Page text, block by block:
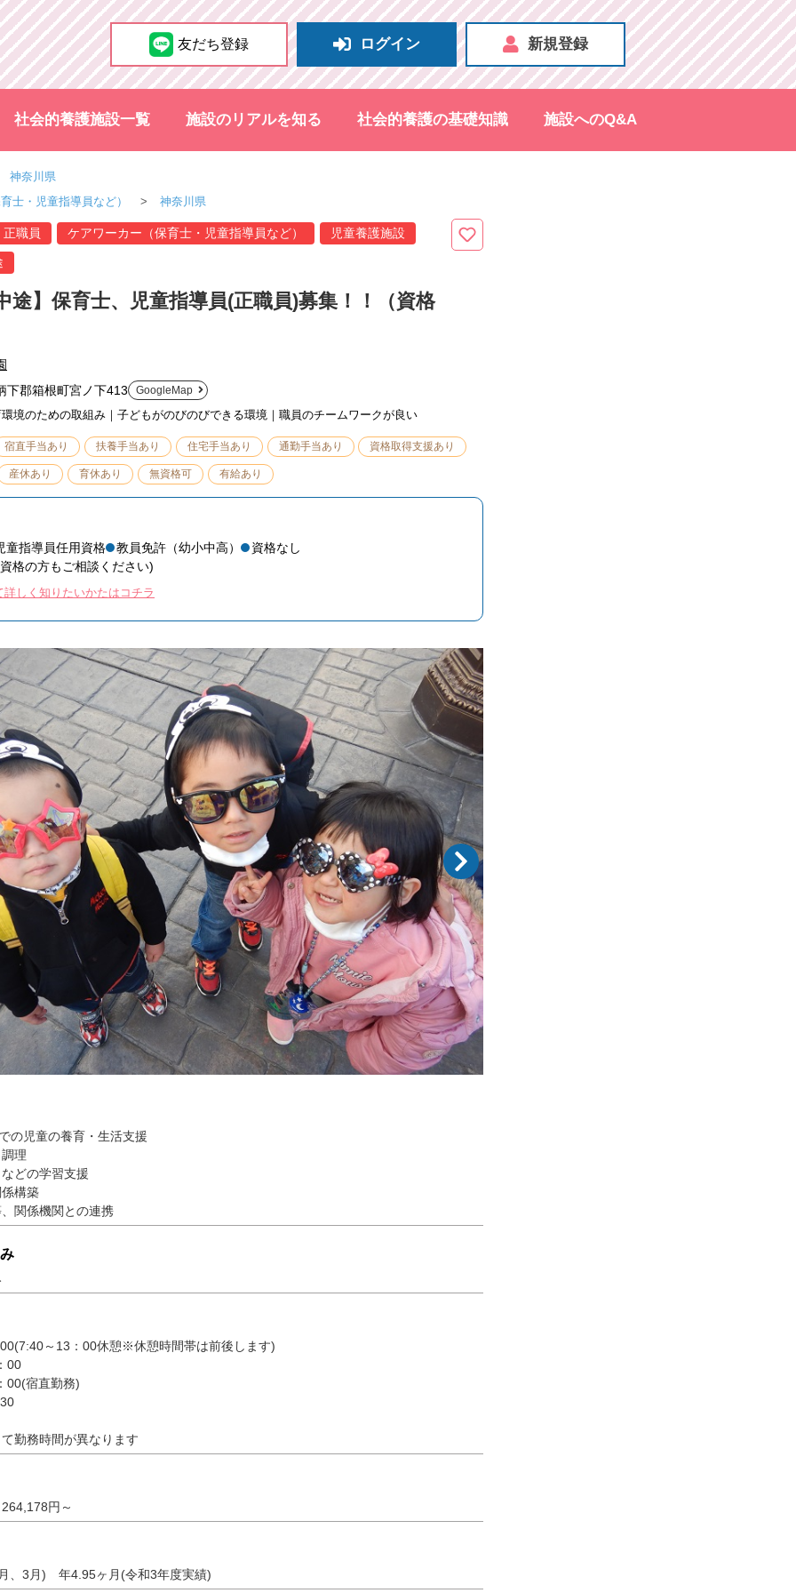
友だち登録 ログイン 新規登録
社会的養護施設一覧 施設のリアルを知る 社会的養護の基礎知識 施設へのQ&A
神奈川県
士・児童指導員など）
神奈川県
正職員 ケアワーカー（保育士・児童指導員など） 児童養護施設
途】保育士、児童指導員(正職員)募集！！（資格
下郡箱根町宮ノ下413
GoogleMap
境のための取組み｜子どもがのびのびできる環境｜職員のチームワークが良い
宿直手当あり 扶養手当あり 住宅手当あり 通勤手当あり 資格取得支援あり
産休あり 育休あり 無資格可 有給あり
童指導員任用資格 教員免許（幼小中高）
資格なし
格の方もご相談ください)
詳しく知りたいかたはコチラ
の児童の養育・生活支援
理
どの学習支援
構築
関係機関との連携
～13：00休憩※休憩時間帯は前後します)
00
00(宿直勤務)
勤務時間が異なります
円～
、3月) 年4.95ヶ月(令和3年度実績)